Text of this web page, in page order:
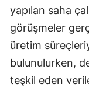
yapılan saha
görüşmeler
üretim
bulunulurken,
teşkil eden